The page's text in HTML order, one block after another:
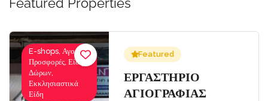
E-shops, Αγορές-
Προσφορές, Είδη
Δώρων,
Εκκλησιαστικά
Είδη
Featured
ΕΡΓΑΣΤΗΡΙΟ
ΑΓΙΟΓΡΑΦΙΑΣ